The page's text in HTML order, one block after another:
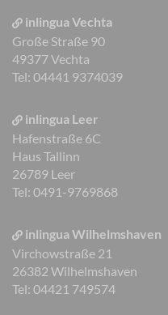
inlingua Vechta
Große Straße 90
49377 Vechta
Tel: 04441 9374039
inlingua Leer
Hafenstraße 6C
Haus Tallinn
26789 Leer
Tel: 0491-9769868
inlingua Wilhelmshaven
Virchowstraße 21
26382 Wilhelmshaven
Tel: 04421 749574